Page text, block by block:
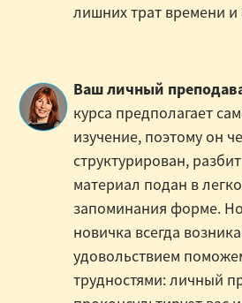
лишних трат времени и
Ваш личный
курса предполагает
изучение, поэтому он
структурирован,
материал подан в
запоминания форме.
новичка всегда
удовольствием
трудностями: личный